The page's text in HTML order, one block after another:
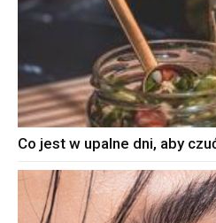
Co jest w upalne dni, aby